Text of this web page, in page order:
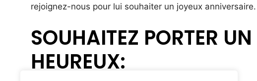
rejoignez-nous pour lui souhaiter un joyeux anniversaire.
SOUHAITEZ PORTER
HEUREUX: